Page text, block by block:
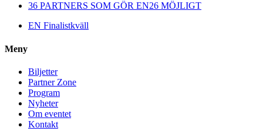
36 PARTNERS SOM GÖR EN26 MÖJLIGT
EN Finalistkväll
Meny
Biljetter
Partner Zone
Program
Nyheter
Om eventet
Kontakt